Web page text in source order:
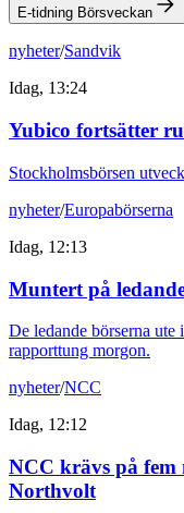
E-tidning Börsveckan
nyheter/Sandvik
Idag, 13:24
Yubico fortsätter
Stockholmsbörsen
nyheter/Europabörserna
Idag, 12:13
Muntert på
De ledande börserna ute
rapporttung morgon.
nyheter/NCC
Idag, 12:12
NCC krävs på
Northvolt